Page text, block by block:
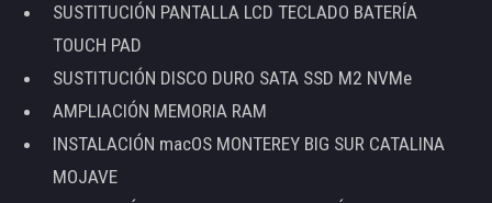
SUSTITUCIÓN PANTALLA LCD TECLADO BATERÍA
TOUCH PAD
SUSTITUCIÓN DISCO DURO SATA SSD M2 NVMe
AMPLIACIÓN MEMORIA RAM
INSTALACIÓN macOS MONTEREY BIG SUR CATALINA
MOJAVE